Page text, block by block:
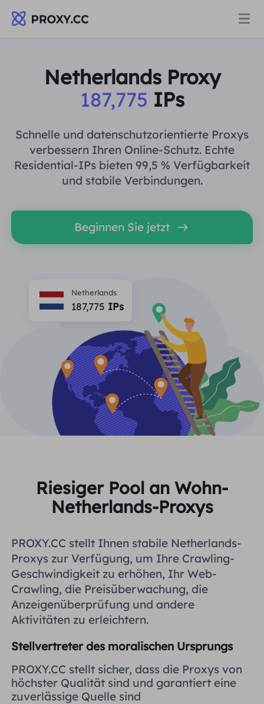
Proxys
Statischer Wohn-Proxy
Unbegrenzter Wohn-Proxy
Berater für langfristige imap
WOHNPROXY
Wohn-Proxy $0.8/GB
Statischer Wohn-Proxy $0.28/IP/Tag
Ich habe kein heating
Berater für langfristige imap $1.4
Data for AI
NACH ANWENDUNGSFALL
Markenschutz
SEO-Überwachung
Anzeigenüberprüfung
Web Scraping und Crawling
Ressourcen
Partnerprogramm
Partner
KOSTENLOSE WERKZEUGE
Proxy-Checker
STANDORTE
Vereinigte Staaten
Vereinigtes Königreich
Brasilien
Russland
Weitere Integrationen
Lernen
Blog
Benutzerhandbuch
Weitere Integrationen
中文
English
Deutsch
Indonesia
Русский
हिंदी
Português
Genießen 77 % Rabatt und handeln Sie jetzt!
Wohnimmobilien $0/GB Unbegrenzt $0/Tag
Netherlands Proxy
187,775 IPs
Schnelle und datenschutzorientierte Proxys
verbessern Ihren Online-Schutz. Echte
Residential-IPs bieten 99,5 % Verfügbarkeit
und stabile Verbindungen.
Beginnen Sie jetzt
Netherlands
187,775 IPs
Riesiger Pool an Wohn-
Netherlands-Proxys
PROXY.CC stellt Ihnen stabile Netherlands-
Proxys zur Verfügung, um Ihre Crawling-
Geschwindigkeit zu erhöhen, Ihr Web-
Crawling, die Preisüberwachung, die
Anzeigenüberprüfung und andere
Aktivitäten zu erleichtern.
Stellvertreter des moralischen Ursprungs
PROXY.CC stellt sicher, dass die Proxys von
höchster Qualität sind und garantiert eine
zuverlässige Quelle sind